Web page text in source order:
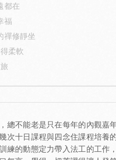
都在
福
禪修靜坐
柔軟
總不能老是只在每年的內觀嘉
次十日課程與四念住課程培養
練的動態定力帶入法工的工作